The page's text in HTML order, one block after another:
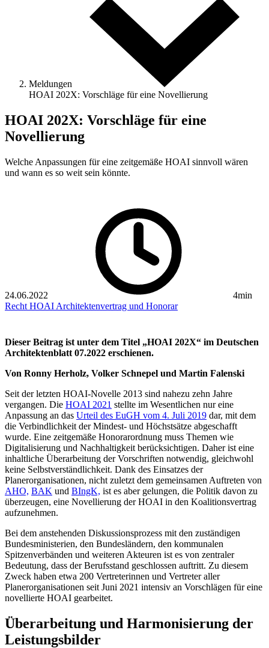
Meldungen
HOAI 202X: Vorschläge für eine Novellierung
HOAI 202X: Vorschläge für eine
Novellierung
Welche Anpassungen für eine zeitgemäße HOAI sinnvoll wären
und wann es so weit sein könnte.
24.06.2022
4min
Recht HOAI Architektenvertrag und Honorar
Dieser Beitrag ist unter dem Titel „HOAI 202X“ im Deutschen
Architektenblatt 07.2022 erschienen.
Von Ronny Herholz, Volker Schnepel und Martin Falenski
Seit der letzten HOAI-Novelle 2013 sind nahezu zehn Jahre
vergangen. Die HOAI 2021 stellte im Wesentlichen nur eine
Anpassung an das Urteil des EuGH vom 4. Juli 2019 dar, mit dem
die Verbindlichkeit der Mindest- und Höchstsätze abgeschafft
wurde. Eine zeitgemäße Honorarordnung muss Themen wie
Digitalisierung und Nachhaltigkeit berücksichtigen. Daher ist eine
inhaltliche Überarbeitung der Vorschriften notwendig, gleichwohl
keine Selbstverständlichkeit. Dank des Einsatzes der
Planerorganisationen, nicht zuletzt dem gemeinsamen Auftreten von
AHO, BAK und BIngK, ist es aber gelungen, die Politik davon zu
überzeugen, eine Novellierung der HOAI in den Koalitionsvertrag
aufzunehmen.
Bei dem anstehenden Diskussionsprozess mit den zuständigen
Bundesministerien, den Bundesländern, den kommunalen
Spitzenverbänden und weiteren Akteuren ist es von zentraler
Bedeutung, dass der Berufsstand geschlossen auftritt. Zu diesem
Zweck haben etwa 200 Vertreterinnen und Vertreter aller
Planerorganisationen seit Juni 2021 intensiv an Vorschlägen für eine
novellierte HOAI gearbeitet.
Überarbeitung und Harmonisierung der
Leistungsbilder